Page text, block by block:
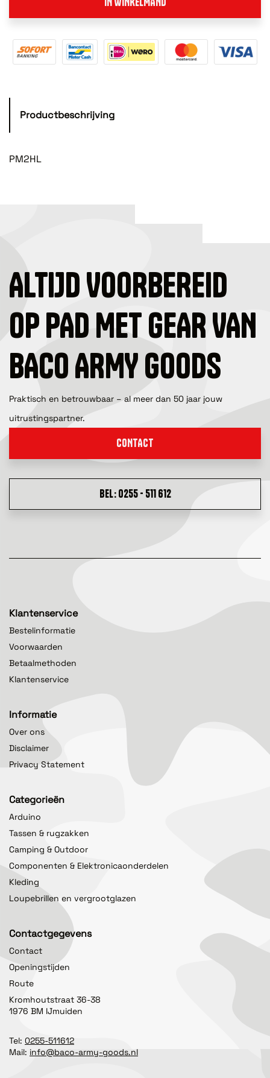
Productbeschrijving
PM2HL
ALTIJD VOORBEREID
OP PAD MET GEAR VAN
BACO ARMY GOODS
Praktisch en betrouwbaar – al meer dan 50 jaar jouw
uitrustingspartner.
CONTACT
BEL: 0255 - 511 612
Klantenservice
Bestelinformatie
Voorwaarden
Betaalmethoden
Klantenservice
Informatie
Over ons
Disclaimer
Privacy Statement
Categorieën
Arduino
Tassen & rugzakken
Camping & Outdoor
Componenten & Elektronicaonderdelen
Kleding
Loupebrillen en vergrootglazen
Contactgegevens
Contact
Openingstijden
Route
Kromhoutstraat 36-38
1976 BM IJmuiden
Tel: 0255-511612
Mail: info@baco-army-goods.nl